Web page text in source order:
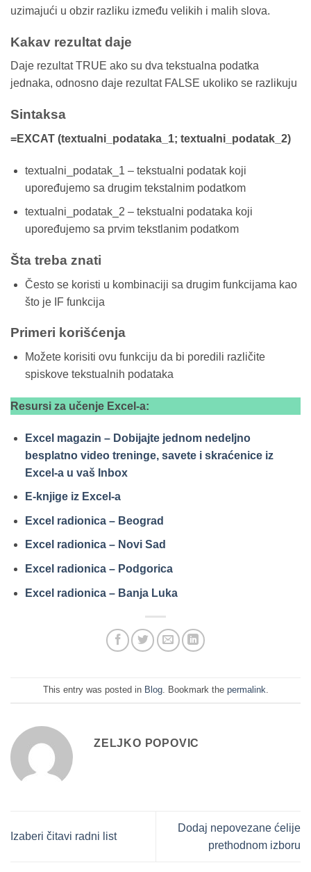
uzimajući u obzir razliku između velikih i malih slova.
Kakav rezultat daje
Daje rezultat TRUE ako su dva tekstualna podatka
jednaka, odnosno daje rezultat FALSE ukoliko se razlikuju
Sintaksa
=EXCAT (textualni_podataka_1; textualni_podatak_2)
textualni_podatak_1 – tekstualni podatak koji
upoređujemo sa drugim tekstalnim podatkom
textualni_podatak_2 – tekstualni podataka koji
upoređujemo sa prvim tekstlanim podatkom
Šta treba znati
Često se koristi u kombinaciji sa drugim funkcijama kao
što je IF funkcija
Primeri korišćenja
Možete korisiti ovu funkciju da bi poredili različite
spiskove tekstualnih podataka
Resursi za učenje Excel-a:
Excel magazin – Dobijajte jednom nedeljno
besplatno video treninge, savete i skraćenice iz
Excel-a u vaš Inbox
E-knjige iz Excel-a
Excel radionica – Beograd
Excel radionica – Novi Sad
Excel radionica – Podgorica
Excel radionica – Banja Luka
This entry was posted in Blog. Bookmark the permalink
ZELJKO POPOVIC
Izaberi čitavi radni list
Dodaj nepovezane ćelije
prethodnom izboru